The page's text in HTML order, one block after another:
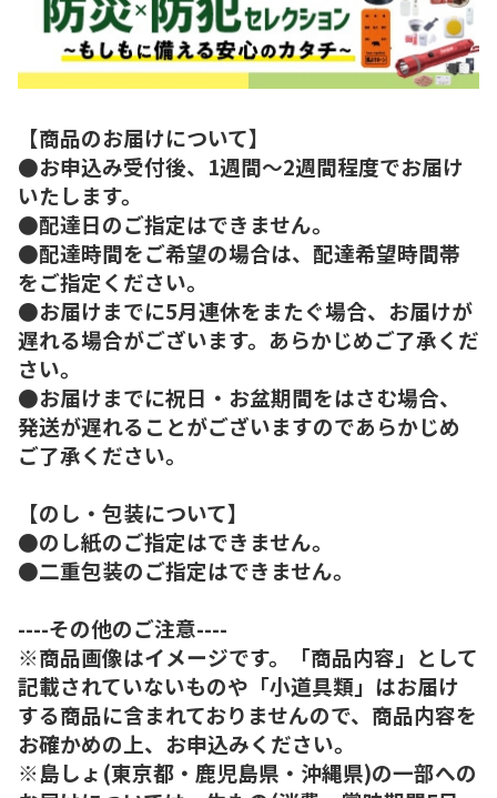
【商品のお届けについて】
●お申込み受付後、1週間～2週間程度でお届け
いたします。
●配達日のご指定はできません。
●配達時間をご希望の場合は、配達希望時間帯
をご指定ください。
●お届けまでに5月連休をまたぐ場合、お届けが
遅れる場合がございます。あらかじめご了承くだ
さい。
●お届けまでに祝日・お盆期間をはさむ場合、
発送が遅れることがございますのであらかじめ
ご了承ください。
【のし・包装について】
●のし紙のご指定はできません。
●二重包装のご指定はできません。
----その他のご注意----
※商品画像はイメージです。「商品内容」として
記載されていないものや「小道具類」はお届け
する商品に含まれておりませんので、商品内容を
お確かめの上、お申込みください。
※島しょ(東京都・鹿児島県・沖縄県)の一部への